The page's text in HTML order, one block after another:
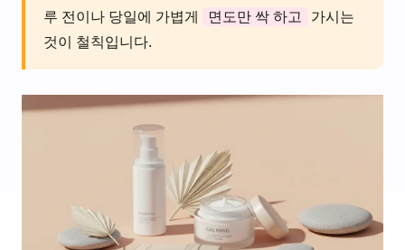
루 전이나 당일에 가볍게
면도만 싹 하고
가시는
것이 철칙입니다.